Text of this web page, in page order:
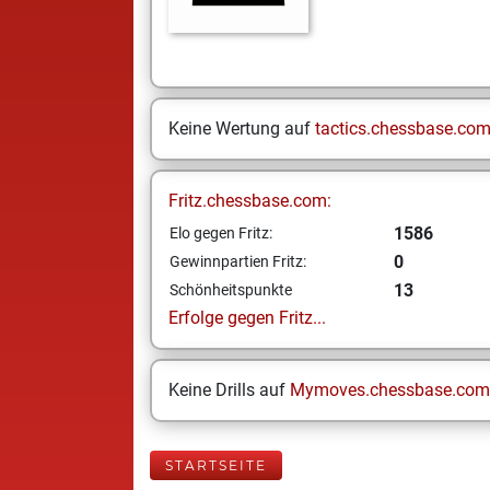
Keine Wertung auf tactics.chessbase.com
Fritz.chessbase.com:
Elo gegen Fritz: 1586
Gewinnpartien Fritz: 0
Schönheitspunkte
13
Erfolge gegen Fritz...
Keine Drills auf Mymoves.chessbase.com
STARTSEITE